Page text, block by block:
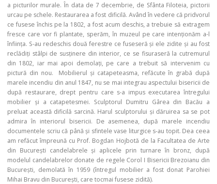
a picturilor murale. În data de 7 decembrie, de Sfânta Filoteia, pictorii
urcau pe schele. Restaurarea a fost dificilă. Având în vedere că pridvorul
ce fusese închis pe la 1802, a fost acum deschis, a trebuie să extragem
fresce care vor fi plantate, sperăm, în muzeul pe care intenţionăm a-l
înfiinţa. S-au redeschis două ferestre ce fuseseră şi ele zidite şi au fost
reclădiţi stâlpi de susţinere din interior, ce se fisuraseră la cutremurul
din 1802, iar mai apoi demolaţi, pe care a trebuit să intervenim cu
pictură din nou. Mobilierul şi catapeteasma, refăcute în grabă după
marele incendiu din anul 1847, nu se mai integrau aspectului bisericii de
după restaurare, drept pentru care s-a impus executarea întregului
mobilier şi a catapetesmei. Sculptorul Dumitru Gârea din Bacău a
preluat această dificilă sarcină. Harul sculptorului şi dăruirea sa se pot
admira în interiorul bisericii. De asemenea, după marele incendiu
documentele scriu că până şi sfintele vase liturgice s-au topit. Dea ceea
am refăcut împreună cu Prof. Bogdan Hojbotă de la Facultatea de Arte
din Bucureşti candelabrele şi aplicele prin turnare în bronz, după
modelul candelabrelor donate de regele Corol I Bisericii Brezoianu din
Bucureşti, demolată în 1959 (întregul mobilier a fost donat Parohiei
Mihai Bravu din Bucureşti, care tocmai fusese zidită).